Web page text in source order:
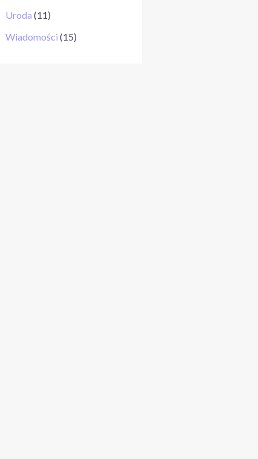
Uroda (11)
Wiadomości (15)